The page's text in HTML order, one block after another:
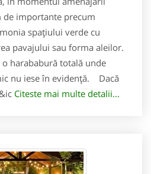
de importante precum
spațiului verde cu
pavajului sau forma aleilor.
o harababură totală unde
nu iese în evidență. Dacă
Citeste mai multe detalii...